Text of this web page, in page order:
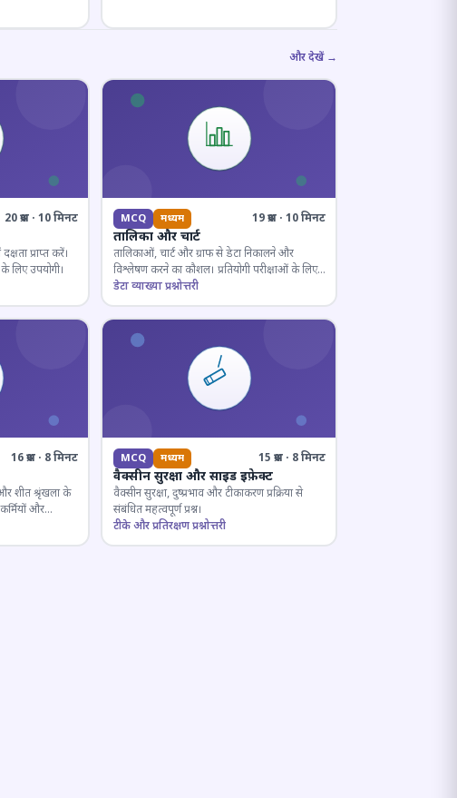
और देखें →
20 प्रश्न · 10 मिनट
प्राप्त करें।
लिए उपयोगी।
MCQ मध्यम 19 प्रश्न · 10 मिनट
तालिका और चार्ट
तालिकाओं, चार्ट और ग्राफ से डेटा निकालने और
विश्लेषण करने का कौशल। प्रतियोगी परीक्षाओं के लिए
अनिवार्य।
डेटा व्याख्या प्रश्नोत्तरी
16 प्रश्न · 8 मिनट
शीत श्रृंखला के
और
MCQ मध्यम 15 प्रश्न · 8 मिनट
वैक्सीन सुरक्षा और साइड इफ़ेक्ट
वैक्सीन सुरक्षा, दुष्प्रभाव और टीकाकरण प्रक्रिया से
संबंधित महत्वपूर्ण प्रश्न।
टीके और प्रतिरक्षण प्रश्नोत्तरी